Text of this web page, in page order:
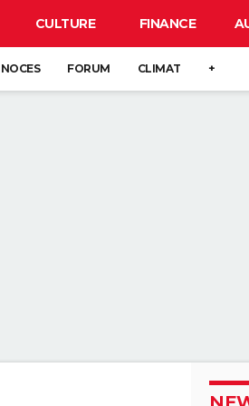
CULTURE FINANCE
FORUM CLIMAT +